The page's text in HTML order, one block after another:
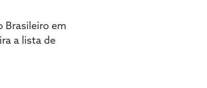
Brasileiro em
a lista de